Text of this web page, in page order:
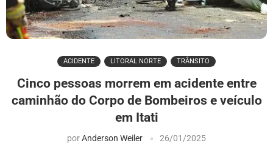
ACIDENTE LITORAL NORTE TRÂNSITO
Cinco pessoas morrem em acidente entre
caminhão do Corpo de Bombeiros e veículo
em Itati
porAnderson Weiler 26/01/2025